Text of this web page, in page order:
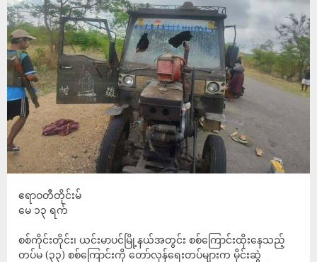
ဧရာဝတီတိုင်းမ်
မေ ၁၃ ရက်
စစ်ကိုင်းတိုင်း၊ ယင်းမာပင်မြို့နယ်အတွင်း စစ်ကြောင်းထိုးနေသည့်
တပ်မ (၃၃) စစ်ကြောင်းကို တော်လှန်ရေးတပ်များက မိုင်းဆွဲ